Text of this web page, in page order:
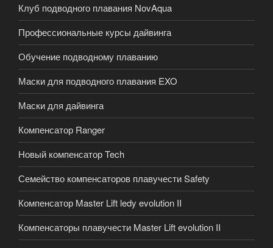
Клуб подводного плавания NovAqua
Профессиональные курсы дайвинга
Обучение подводному плаванию
Маски для подводного плавания EXO
Маски для дайвинга
Компенсатор Ranger
Новый компенсатор Tech
Семейство компенсаторов плавучести Safety
Компенсатор Master Lift ledy evolution II
Компенсаторы плавучести Master Lift evolution II